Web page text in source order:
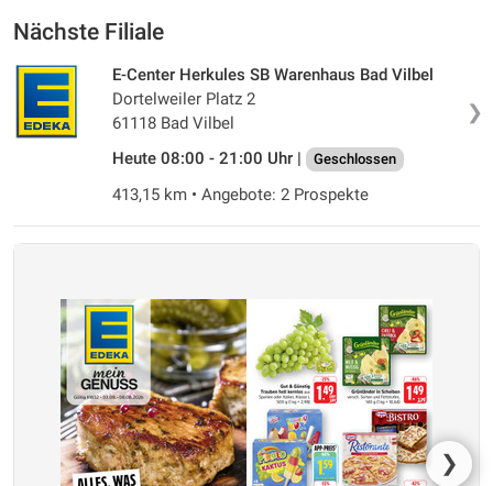
Nächste Filiale
❯
E-Center Herkules SB Warenhaus Bad Vilbel
Dortelweiler Platz 2
61118 Bad Vilbel
Heute 08:00 - 21:00 Uhr |
Geschlossen
413,15 km • Angebote: 2 Prospekte
❯